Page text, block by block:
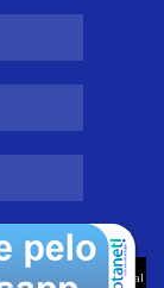
Copyright Ideal